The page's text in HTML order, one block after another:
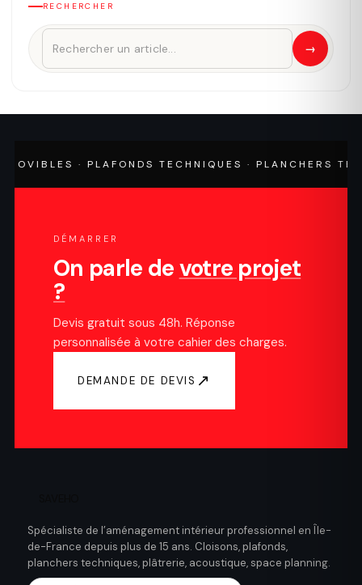
RECHERCHER
→
· PLAFONDS TECHNIQUES · PLANCHERS
DÉMARRER
On parle devotre projet
?
Devis gratuit sous 48h. Réponse
personnalisée à votre cahier des charges.
DEMANDE DE DEVIS ↗
Spécialiste de l’aménagement intérieur professionnel en Île-
de-France depuis plus de 15 ans. Cloisons, plafonds,
planchers techniques, plâtrerie, acoustique, space planning.